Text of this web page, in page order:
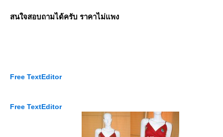
สนใจสอบถามได้ครับ ราคาไม่แพง
Free TextEditor
Free TextEditor